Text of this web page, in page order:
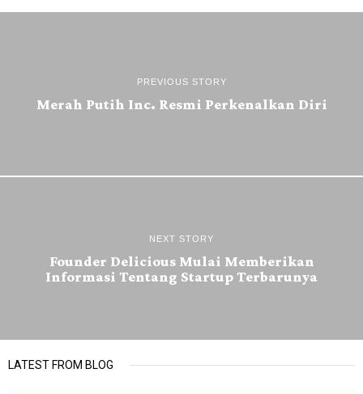
PREVIOUS STORY
Merah Putih Inc. Resmi Perkenalkan Diri
NEXT STORY
Founder Delicious Mulai Memberikan
Informasi Tentang Startup Terbarunya
LATEST FROM BLOG